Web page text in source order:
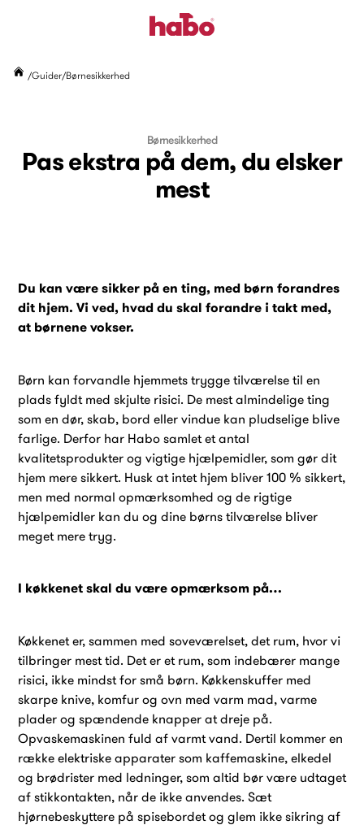
Guider Børnesikkerhed
Børnesikkerhed
Pas ekstra på dem, du elsker
mest
Du kan være sikker på en ting, med børn forandres
dit hjem. Vi ved, hvad du skal forandre i takt med,
at børnene vokser.
Børn kan forvandle hjemmets trygge tilværelse til en
plads fyldt med skjulte risici. De mest almindelige ting
som en dør, skab, bord eller vindue kan pludselige blive
farlige. Derfor har Habo samlet et antal
kvalitetsprodukter og vigtige hjælpemidler, som gør dit
hjem mere sikkert. Husk at intet hjem bliver 100 % sikkert,
men med normal opmærksomhed og de rigtige
hjælpemidler kan du og dine børns tilværelse bliver
meget mere tryg.
I køkkenet skal du være opmærksom på…
Køkkenet er, sammen med soveværelset, det rum, hvor vi
tilbringer mest tid. Det er et rum, som indebærer mange
risici, ikke mindst for små børn. Køkkenskuffer med
skarpe knive, komfur og ovn med varm mad, varme
plader og spændende knapper at dreje på.
Opvaskemaskinen fuld af varmt vand. Dertil kommer en
række elektriske apparater som kaffemaskine, elkedel
og brødrister med ledninger, som altid bør være udtaget
af stikkontakten, når de ikke anvendes. Sæt
hjørnebeskyttere på spisebordet og glem ikke sikring af